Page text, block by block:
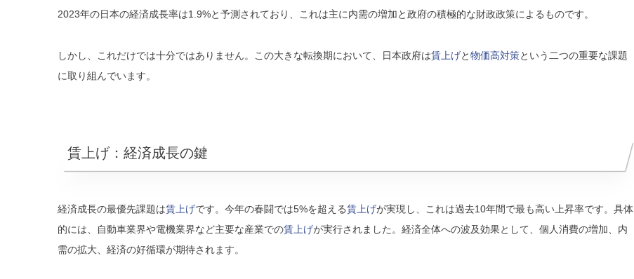
2023年の日本の経済成長率は1.9%と予測されており、これは主に内需の増加と政府の積極的な財政政策によるものです。
しかし、これだけでは十分ではありません。この大きな転換期において、日本政府は賃上げと物価高対策という二つの重要な課題
に取り組んでいます。
賃上げ：経済成長の鍵
経済成長の最優先課題は賃上げです。今年の春闘では5%を超える賃上げが実現し、これは過去10年間で最も高い上昇率です。具体
的には、自動車業界や電機業界など主要な産業での賃上げが実行されました。経済全体への波及効果として、個人消費の増加、内
需の拡大、経済の好循環が期待されます。